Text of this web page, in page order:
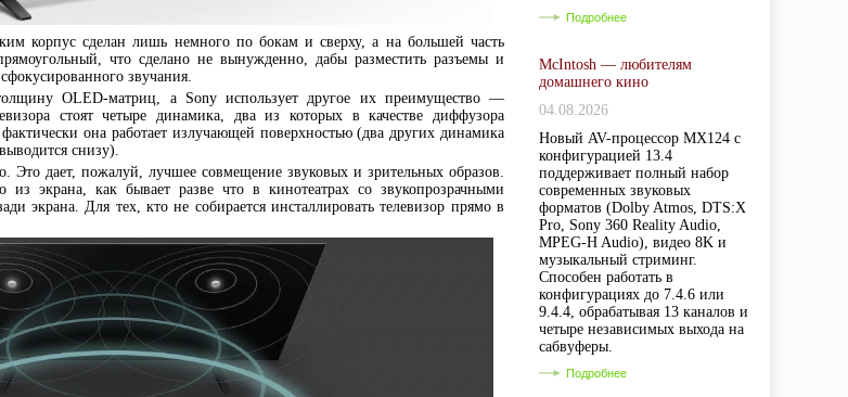
корпус сделан лишь немного по бокам и сверху, а на большей часть
что сделано не вынужденно, дабы разместить разъемы и
звучания.
OLED-матриц, а Sony использует другое их преимущество —
стоят четыре динамика, два из которых в качестве диффузора
она работает излучающей поверхностью (два других динамика
снизу).
Это дает, пожалуй, лучшее совмещение звуковых и зрительных образов.
из экрана, как бывает разве что в кинотеатрах со звукопрозрачными
экрана. Для тех, кто не собирается инсталлировать телевизор прямо в
Подробнее
McIntosh — любителям
домашнего кино
04.08.2026
Новый AV-процессор MX124 с
конфигурацией 13.4
поддерживает полный набор
современных звуковых
форматов (Dolby Atmos, DTS:X
Pro, Sony 360 Reality Audio,
MPEG-H Audio), видео 8K и
музыкальный стриминг.
Способен работать в
конфигурациях до 7.4.6 или
9.4.4, обрабатывая 13 каналов и
четыре независимых выхода на
сабвуферы.
Подробнее